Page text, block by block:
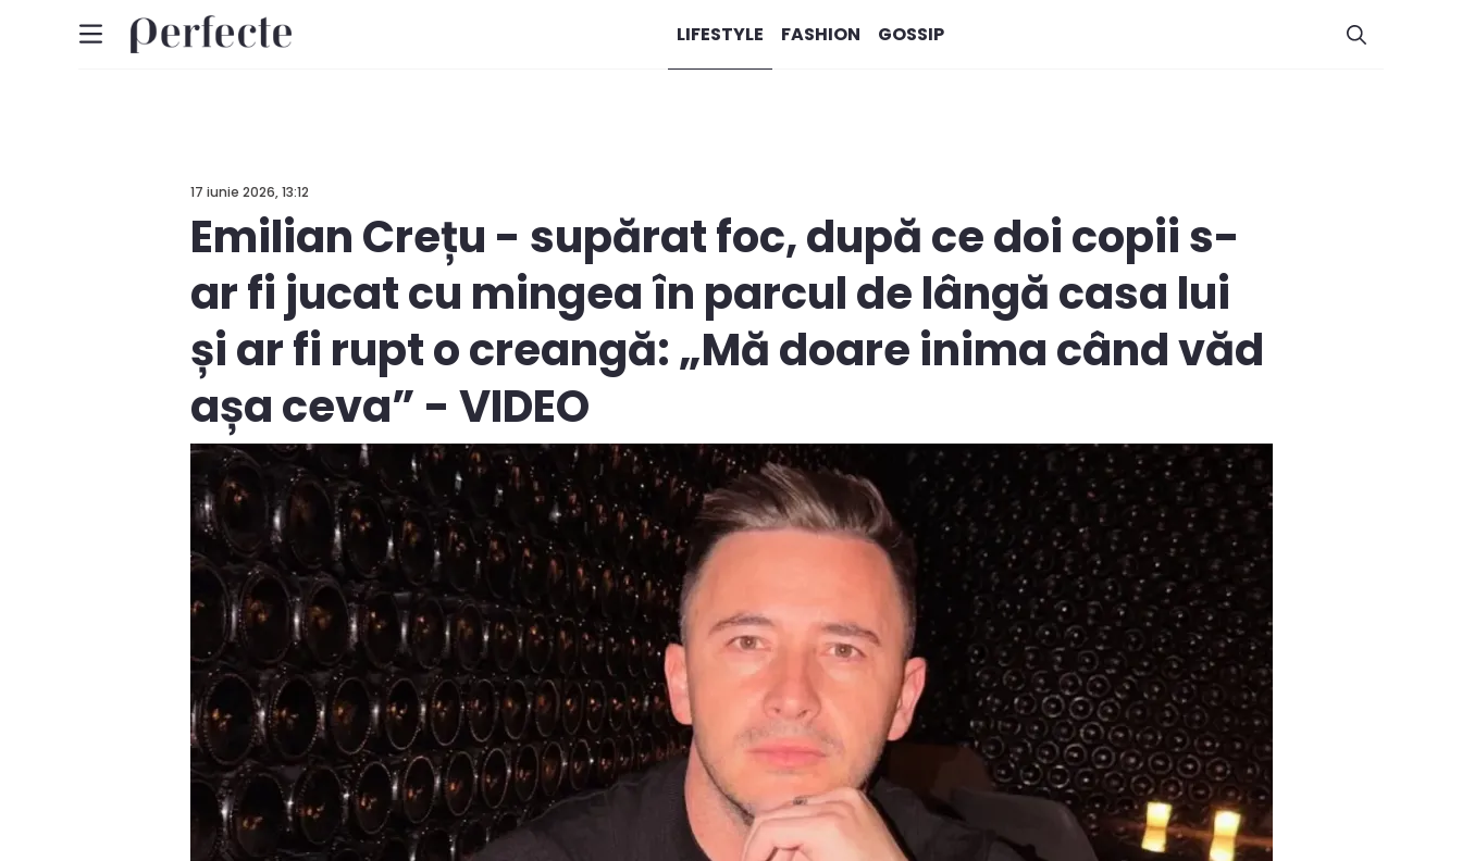
LIFESTYLE FASHION GOSSIP
17 iunie 2026, 13:12
Emilian Crețu - supărat foc, după ce doi copii s-
ar fi jucat cu mingea în parcul de lângă casa lui
și ar fi rupt o creangă: „Mă doare inima când văd
așa ceva” - VIDEO